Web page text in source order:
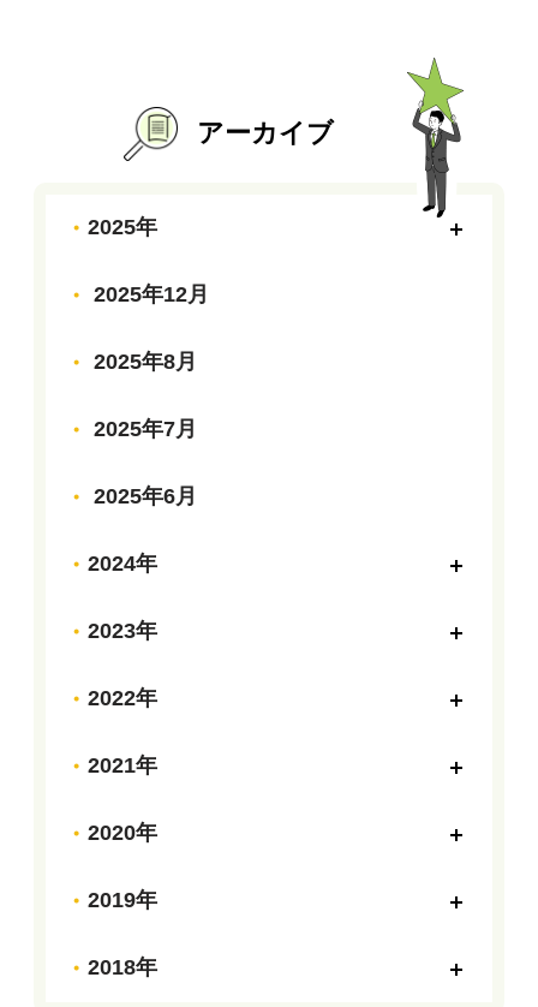
アーカイブ
2025年
2025年12月
2025年8月
2025年7月
2025年6月
2024年
2023年
2022年
2021年
2020年
2019年
2018年